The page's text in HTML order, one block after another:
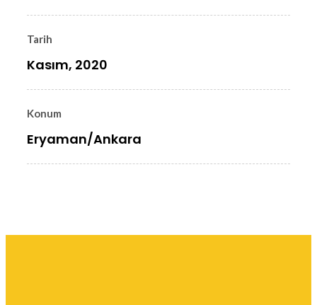
Tarih
Kasım, 2020
Konum
Eryaman/Ankara